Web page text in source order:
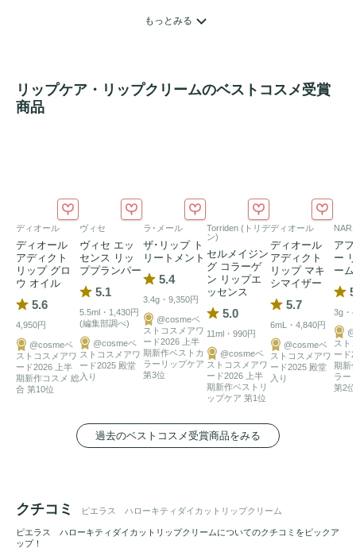
もっとみる
リップケア・リップクリームのベストコスメ受賞
商品
ディオール
ディオール
アディクト
リップ グロ
ウ オイル
5.6
4,950円
@cosmeベ
ストコスメアワ
ード2026 上半
期新作コスメ 総
合 第10位
ヴィセ
ヴィセ エッ
センス リッ
ププランパー
5.1
5.5ml・1,430円
(編集部調べ)
@cosmeベ
ストコスメアワ
ード2025 殿堂
入り
ラ･メール
ザ･リップ ト
リートメント
5.4
3.4g・9,350円
@cosmeベ
ストコスメアワ
ード2026 上半
期新作ベストカ
ラーリップケア
第3位
Torriden (トリデ
ン)
セルメイジン
グ コラーゲ
ン リップエ
ッセンス
5.0
11ml・990円
@cosmeベ
ストコスメアワ
ード2026 上半
期新作ベストリ
ップケア 第1位
ディオール
ディオール
アディクト
リップ マキ
シマイザー
5.7
6mL・4,840円
@cosmeベ
ストコスメアワ
ード2025 殿堂
入り
ア
ー
ー
3g・
スト
ード
期新
ラー
第2位
過去のベストコスメ受賞商品をみる
クチコミ ピエラス ハローキティダイカットリップクリーム
ピエラス ハローキティダイカットリップクリームについてのクチコミをピックア
ップ！